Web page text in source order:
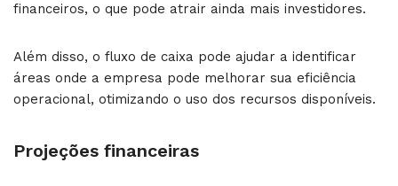
financeiros, o que pode atrair ainda mais investidores.
Além disso, o fluxo de caixa pode ajudar a identificar
áreas onde a empresa pode melhorar sua eficiência
operacional, otimizando o uso dos recursos disponíveis.
Projeções financeiras